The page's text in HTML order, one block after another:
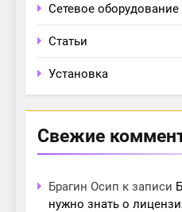
Сетевое оборудование
Статьи
Установка
Свежие
Брагин Осип к записи
нужно знать о